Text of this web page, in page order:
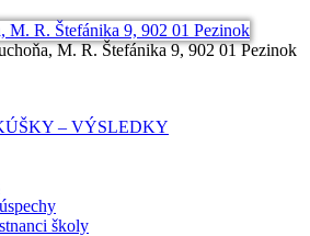
M. R. Štefánika 9, 902 01 Pezinok
– VÝSLEDKY
školy